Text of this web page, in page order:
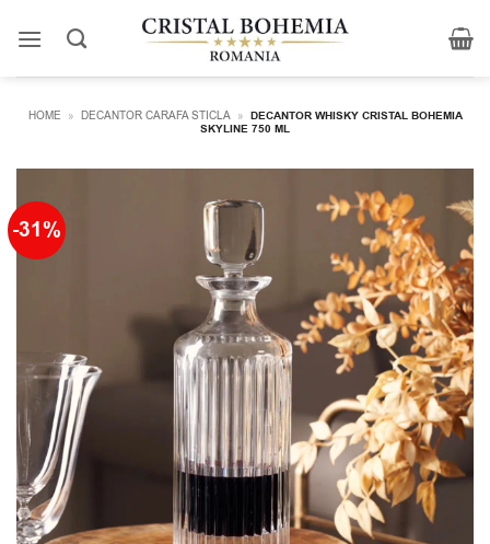
HOME » DECANTOR CARAFA STICLA » DECANTOR WHISKY CRISTAL BOHEMIA
SKYLINE 750 ML
-31%